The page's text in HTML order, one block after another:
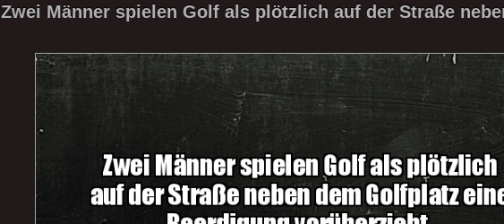
Zwei Männer spielen Golf als plötzlich auf der Straße